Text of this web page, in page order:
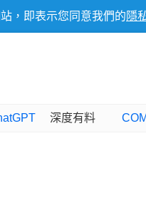
，即表示您同意我們的 隱
深度有料